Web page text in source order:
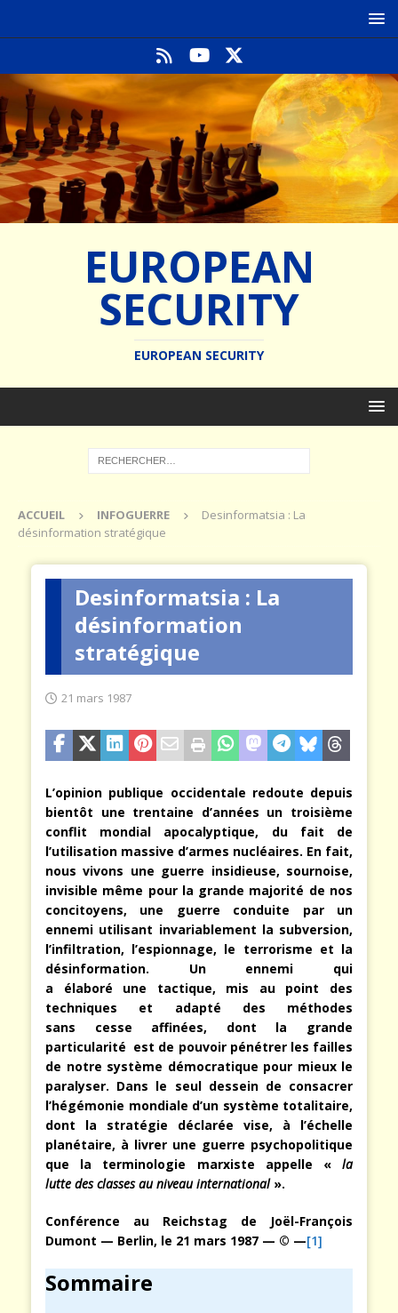
EUROPEAN
SECURITY
EUROPEAN SECURITY
ACCUEIL INFOGUERRE
Desinformatsia : La
désinformation stratégique
Desinformatsia : La
désinformation
stratégique
21 mars 1987
L’opinion publique occidentale redoute depuis
bientôt une trentaine d’années un troisième
conflit mon­dial apocalyptique, du fait de
l’utilisation massive d’armes nucléaires. En fait,
nous vivons une guerre insidieuse, sournoise,
invisible même pour la grande majorité de nos
concitoyens, une guerre conduite par un
ennemi uti­lisant invariablement la subversion,
l’infiltration, l’es­pionnage, le terrorisme et la
désinformation. Un ennemi qui
a élaboré une tactique, mis au point des
techniques et adapté des méthodes
sans cesse affinées, dont la grande
particularité est de pouvoir pénétrer les failles
de notre système démocratique pour mieux le
paralyser. Dans le seul dessein de consacrer
l’hégémonie mondiale d’un système to­talitaire,
dont la stratégie déclarée vise, à l’échelle
planétaire, à livrer une guerre psychopolitique
que la terminologie marxiste appelle «la
lutte des classes au niveau international ».
Conférence au Reichstag de
Joël-François
Dumont — Berlin, le 21 mars 1987 — © —[1]
Sommaire